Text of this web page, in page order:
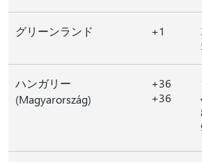
グリーンランド +1
ハンガリー
(Magyarország)
+36
+36